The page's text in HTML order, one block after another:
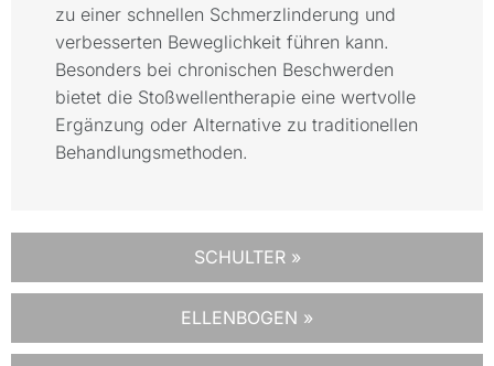
zu einer schnellen Schmerzlinderung und
verbesserten Beweglichkeit führen kann.
Besonders bei chronischen Beschwerden
bietet die Stoßwellentherapie eine wertvolle
Ergänzung oder Alternative zu traditionellen
Behandlungsmethoden.
SCHULTER »
ELLENBOGEN »